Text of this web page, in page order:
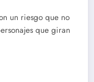
un riesgo que no
que giran